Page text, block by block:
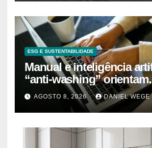
ESG E SUSTENTABILIDADE
Manual e inteligência
“anti-washing” orientam
empresas
AGOSTO 8, 2026 DANIEL WEGE